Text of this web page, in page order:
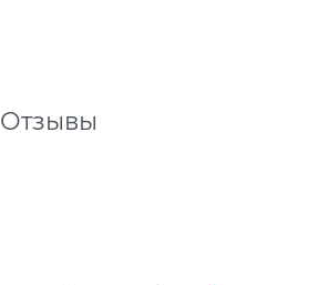
Отзывы